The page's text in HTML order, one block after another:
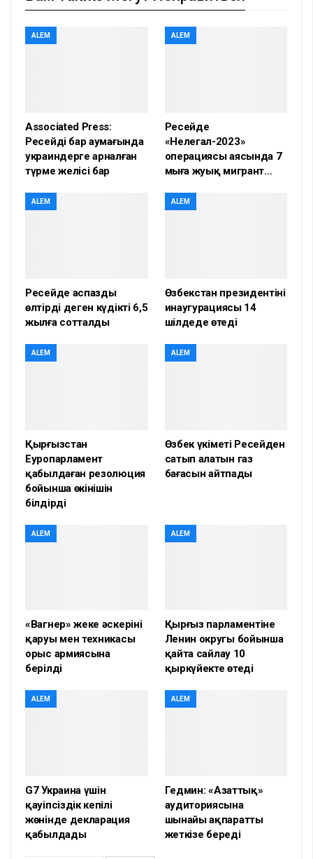
ALEM
Associated Press:
Ресейдің бар аумағында
украиндерге арналған
түрме желісі бар
ALEM
Ресейде
«Нелегал-2023»
операциясы аясында 7
мыңға жуық мигрант…
ALEM
Ресейде аспазды
өлтірді деген күдікті 6,5
жылға сотталды
ALEM
Өзбекстан президентінің
инаугурациясы 14
шілдеде өтеді
ALEM
Қырғызстан
Еуропарламент
қабылдаған резолюция
бойынша өкінішін
білдірді
ALEM
Өзбек үкіметі Ресейден
сатып алатын газ
бағасын айтпады
ALEM
«Вагнер» жеке әскерінің
қаруы мен техникасы
орыс армиясына
берілді
ALEM
Қырғыз парламентіне
Ленин округы бойынша
қайта сайлау 10
қыркүйекте өтеді
ALEM
G7 Украина үшін
қауіпсіздік кепілі
жөнінде декларация
қабылдады
ALEM
Гедмин: «Азаттық»
аудиториясына
шынайы ақпаратты
жеткізе береді